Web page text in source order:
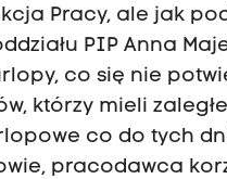
Pracy, ale jak
PIP Anna
co się nie
którzy mieli
co do tych
pracodawca